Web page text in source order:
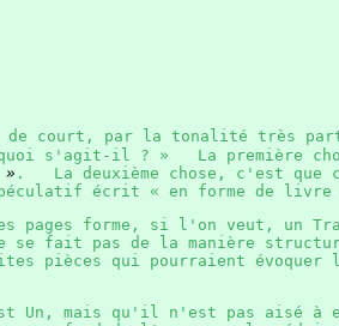
de court, par la tonalité très
s'agit-il ? » La première
. La deuxième chose, c'est
écrit « en forme de livre
pages forme, si l'on veut, un
se fait pas de la manière
pièces qui pourraient évoquer
Un, mais qu'il n'est pas aisé à